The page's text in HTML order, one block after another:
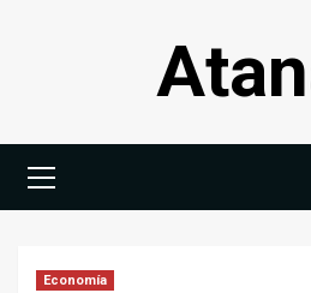
principal
Economía